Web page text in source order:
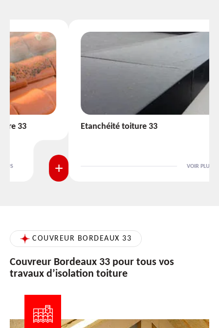
Etanchéité toiture 33
VOIR PLUS
COUVREUR BORDEAUX 33
Couvreur Bordeaux 33 pour tous vos
travaux d’isolation toiture